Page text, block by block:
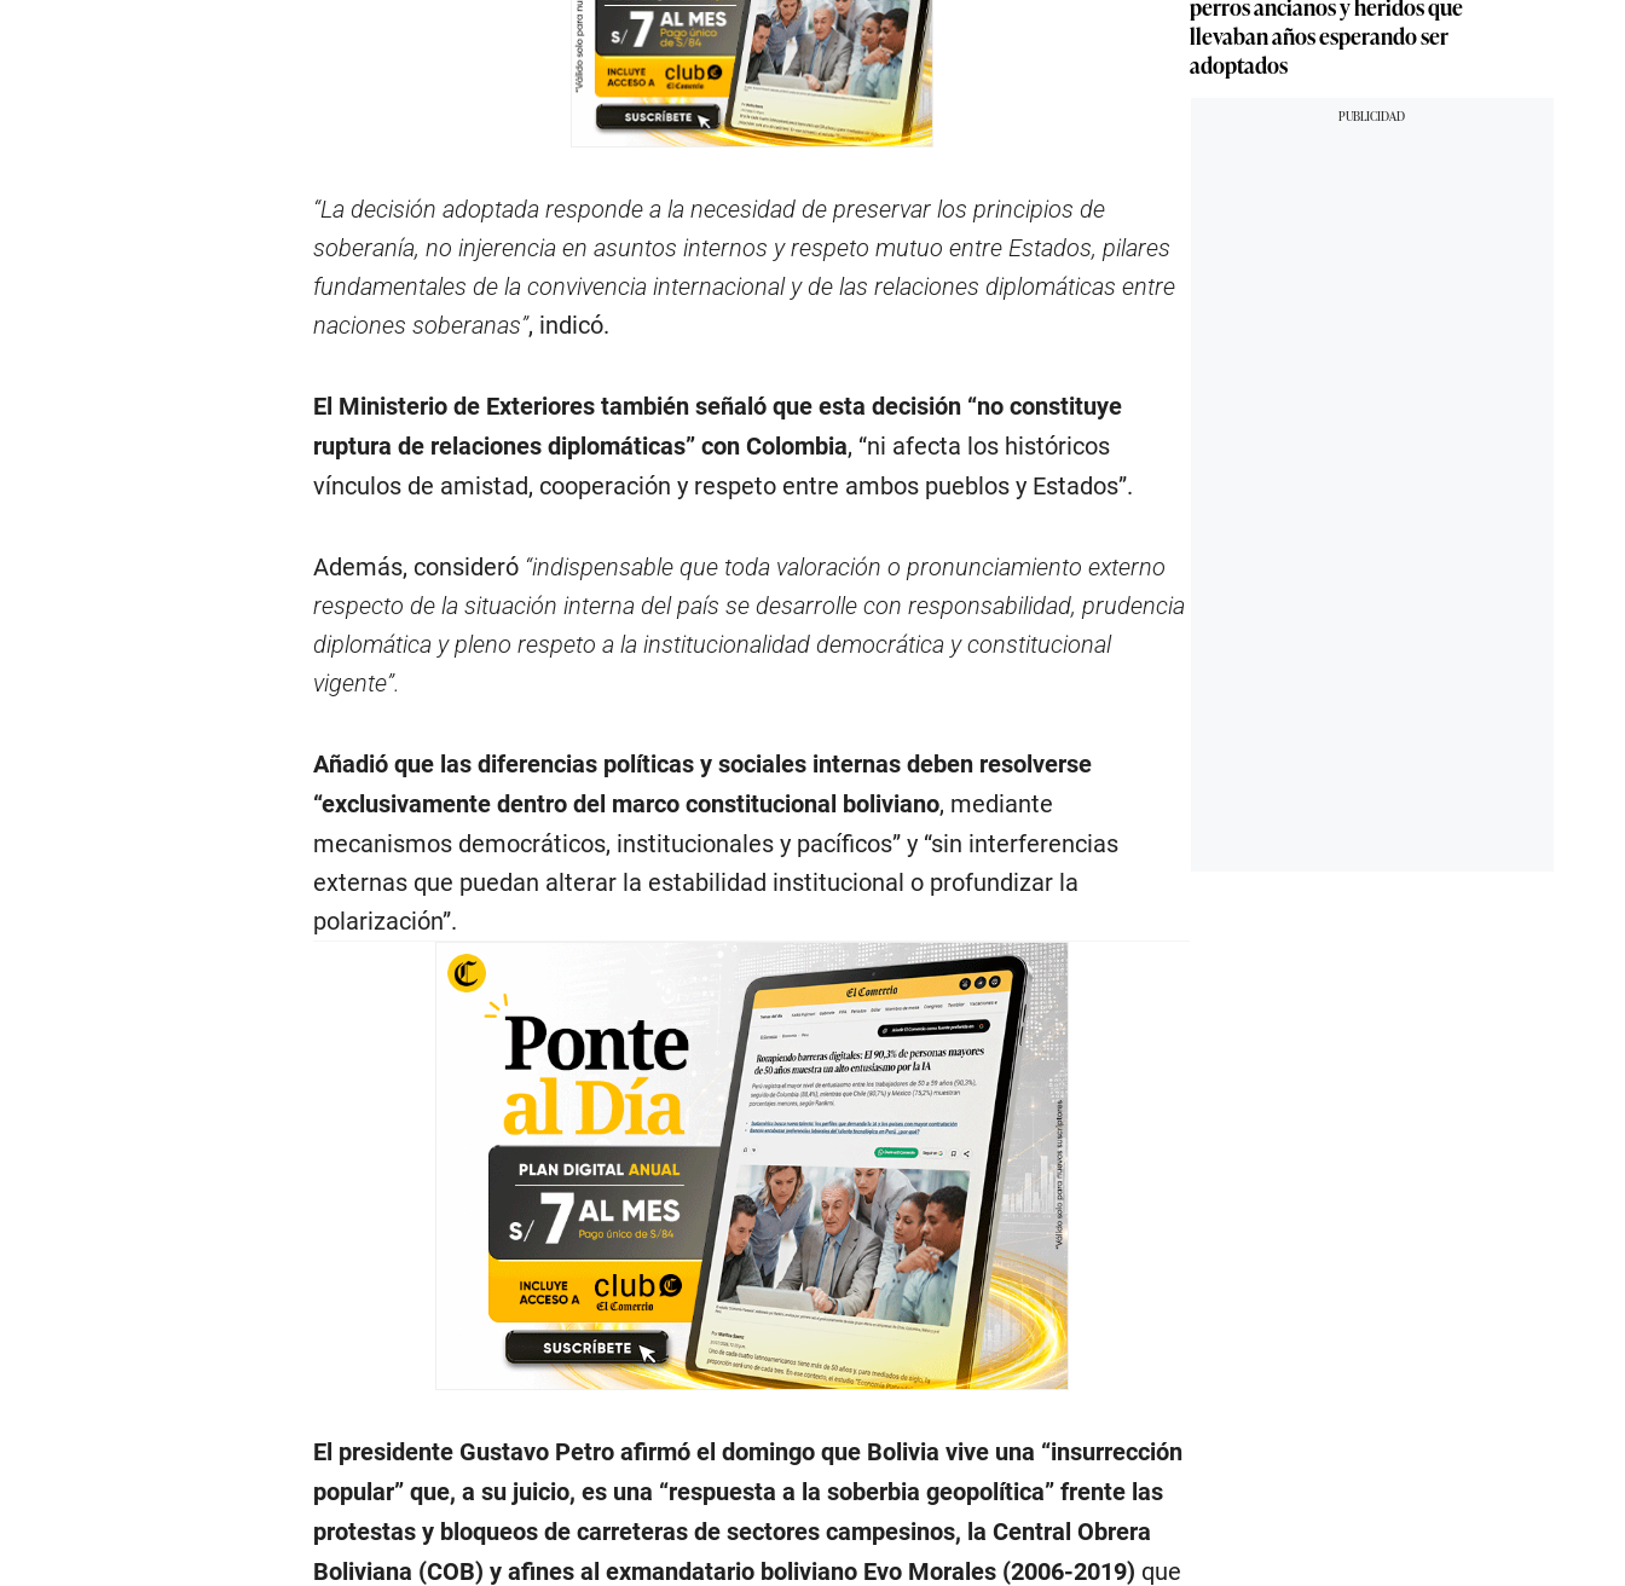
“La decisión adoptada responde a la necesidad de preservar los principios de
soberanía, no injerencia en asuntos internos y respeto mutuo entre Estados, pilares
fundamentales de la convivencia internacional y de las relaciones diplomáticas entre
naciones soberanas”, indicó.
El Ministerio de Exteriores también señaló que esta decisión “no constituye
ruptura de relaciones diplomáticas” con Colombia, “ni afecta los históricos
vínculos de amistad, cooperación y respeto entre ambos pueblos y Estados”.
Además, consideró “indispensable que toda valoración o pronunciamiento externo
respecto de la situación interna del país se desarrolle con responsabilidad, prudencia
diplomática y pleno respeto a la institucionalidad democrática y constitucional
vigente”.
Añadió que las diferencias políticas y sociales internas deben resolverse
“exclusivamente dentro del marco constitucional boliviano, mediante
mecanismos democráticos, institucionales y pacíficos” y “sin interferencias
externas que puedan alterar la estabilidad institucional o profundizar la
polarización”.
El presidente Gustavo Petro afirmó el domingo que Bolivia vive una “insurrección
popular” que, a su juicio, es una “respuesta a la soberbia geopolítica” frente las
protestas y bloqueos de carreteras de sectores campesinos, la Central Obrera
Boliviana (COB) y afines al exmandatario boliviano Evo Morales (2006-2019) que
llevaban años esperando ser
adoptados